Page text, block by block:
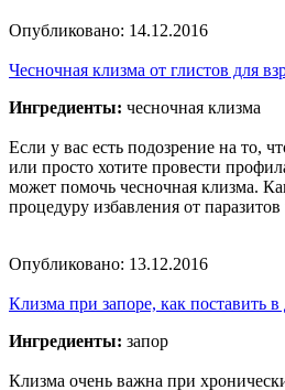
Опубликовано: 14.12.2016
Чесночная клизма от глистов для
Ингредиенты: чесночная клизма
Если у вас есть подозрение на то,
или просто хотите провести
может помочь чесночная клизма.
процедуру избавления от паразитов
Опубликовано: 13.12.2016
Клизма при запоре, как поставить
Ингредиенты: запор
Клизма очень важна при